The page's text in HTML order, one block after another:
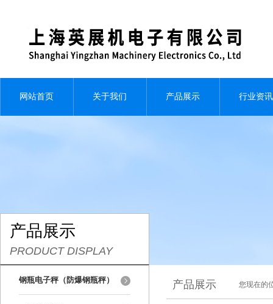
网站首页 关于我们 产品展示 行业资讯
产品展示
PRODUCT DISPLAY
钢瓶电子秤（防爆钢瓶秤） 产品展示 您现在的